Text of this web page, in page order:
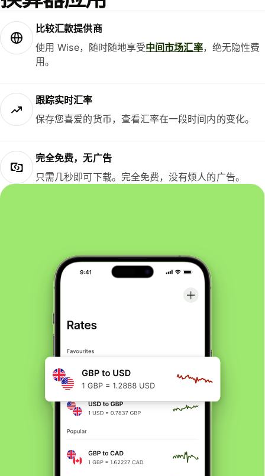
比较汇款提供商
使用 Wise，随时随地享受中间市场汇率，绝无隐性费
用。
跟踪实时汇率
保存您喜爱的货币，查看汇率在一段时间内的变化。
完全免费，无广告
只需几秒即可下载。完全免费，没有烦人的广告。